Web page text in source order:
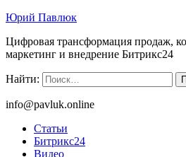
Юрий Павлюк
Цифровая трансформация продаж,
маркетинг и внедрение Битрикс24
Найти:
info@pavluk.online
Статьи
Битрикс24
Видео